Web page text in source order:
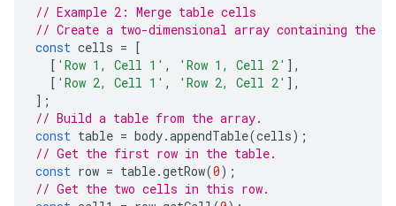
// Example 2: Merge table cells
// Create a two-dimensional array containing the
const cells = [
[ 'Row 1, Cell 1' , 'Row 1, Cell 2' ],
[ 'Row 2, Cell 1' , 'Row 2, Cell 2' ],
];
// Build a table from the array.
const table = body.appendTable(cells);
// Get the first row in the table.
const row = table.getRow(0);
// Get the two cells in this row.